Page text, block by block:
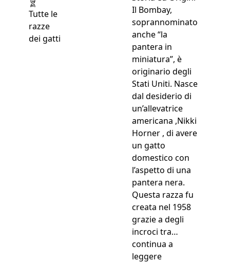
Tutte le
razze
dei gatti
Il Bombay,
soprannominato
anche “la
pantera in
miniatura”, è
originario degli
Stati Uniti. Nasce
dal desiderio di
un’allevatrice
americana ,Nikki
Horner , di avere
un gatto
domestico con
l’aspetto di una
pantera nera.
Questa razza fu
creata nel 1958
grazie a degli
incroci tra…
continua a
leggere“Bombay”